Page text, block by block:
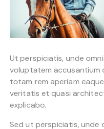
Ut perspiciatis, unde
voluptatem accusantium
totam rem aperiam
veritatis et quasi
explicabo.
Sed ut perspiciatis, unde